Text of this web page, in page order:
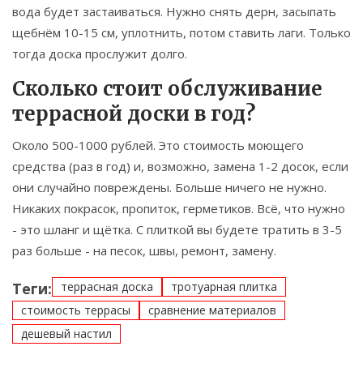
вода будет застаиваться. Нужно снять дерн, засыпать
щебнём 10-15 см, уплотнить, потом ставить лаги. Только
тогда доска прослужит долго.
Сколько стоит обслуживание
террасной доски в год?
Около 500-1000 рублей. Это стоимость моющего
средства (раз в год) и, возможно, замена 1-2 досок, если
они случайно повреждены. Больше ничего не нужно.
Никаких покрасок, пропиток, герметиков. Всё, что нужно
- это шланг и щётка. С плиткой вы будете тратить в 3-5
раз больше - на песок, швы, ремонт, замену.
Теги: террасная доска
тротуарная плитка
стоимость террасы
сравнение материалов
дешевый настил